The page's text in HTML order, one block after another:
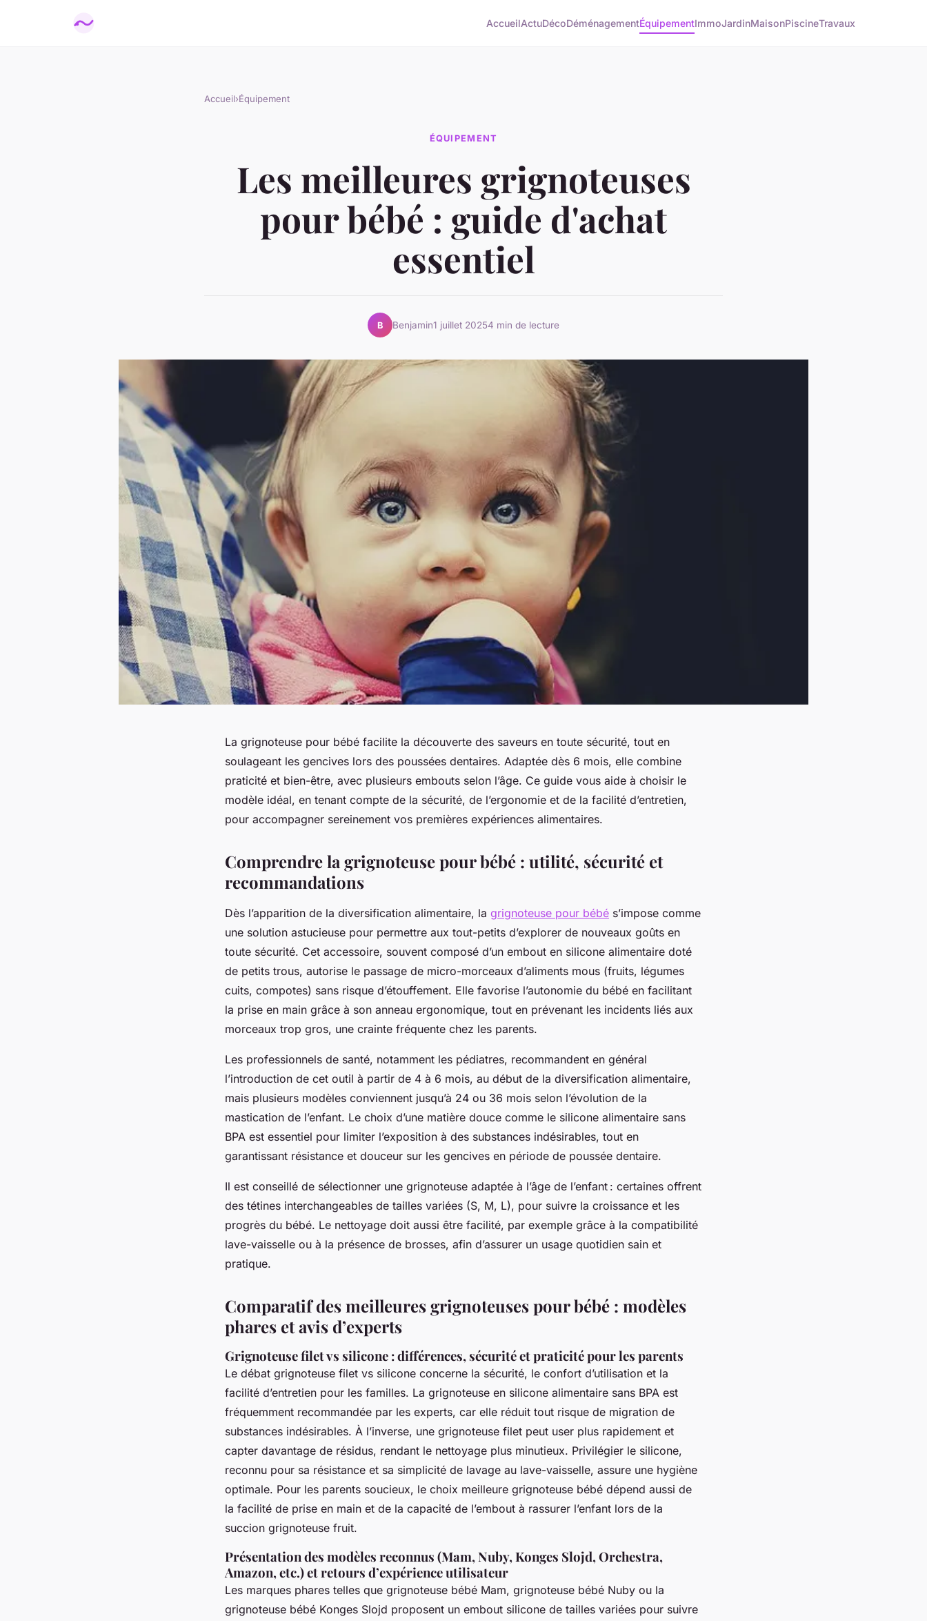
AccueilActuDécoDéménagementÉquipementImmoJardinMaisonPiscineTravaux
Accueil›Équipement
ÉQUIPEMENT
Les meilleures grignoteuses
pour bébé : guide d'achat
essentiel
B Benjamin1 juillet 20254 min de lecture
La grignoteuse pour bébé facilite la découverte des saveurs en toute sécurité, tout en
soulageant les gencives lors des poussées dentaires. Adaptée dès 6 mois, elle combine
praticité et bien-être, avec plusieurs embouts selon l’âge. Ce guide vous aide à choisir le
modèle idéal, en tenant compte de la sécurité, de l’ergonomie et de la facilité d’entretien,
pour accompagner sereinement vos premières expériences alimentaires.
Comprendre la grignoteuse pour bébé : utilité, sécurité et
recommandations
Dès l’apparition de la diversification alimentaire, la grignoteuse pour bébé s’impose comme
une solution astucieuse pour permettre aux tout-petits d’explorer de nouveaux goûts en
toute sécurité. Cet accessoire, souvent composé d’un embout en silicone alimentaire doté
de petits trous, autorise le passage de micro-morceaux d’aliments mous (fruits, légumes
cuits, compotes) sans risque d’étouffement. Elle favorise l’autonomie du bébé en facilitant
la prise en main grâce à son anneau ergonomique, tout en prévenant les incidents liés aux
morceaux trop gros, une crainte fréquente chez les parents.
Les professionnels de santé, notamment les pédiatres, recommandent en général
l’introduction de cet outil à partir de 4 à 6 mois, au début de la diversification alimentaire,
mais plusieurs modèles conviennent jusqu’à 24 ou 36 mois selon l’évolution de la
mastication de l’enfant. Le choix d’une matière douce comme le silicone alimentaire sans
BPA est essentiel pour limiter l’exposition à des substances indésirables, tout en
garantissant résistance et douceur sur les gencives en période de poussée dentaire.
Il est conseillé de sélectionner une grignoteuse adaptée à l’âge de l’enfant : certaines offrent
des tétines interchangeables de tailles variées (S, M, L), pour suivre la croissance et les
progrès du bébé. Le nettoyage doit aussi être facilité, par exemple grâce à la compatibilité
lave-vaisselle ou à la présence de brosses, afin d’assurer un usage quotidien sain et
pratique.
Comparatif des meilleures grignoteuses pour bébé : modèles
phares et avis d’experts
Grignoteuse filet vs silicone : différences, sécurité et praticité pour les parents
Le débat grignoteuse filet vs silicone concerne la sécurité, le confort d’utilisation et la
facilité d’entretien pour les familles. La grignoteuse en silicone alimentaire sans BPA est
fréquemment recommandée par les experts, car elle réduit tout risque de migration de
substances indésirables. À l’inverse, une grignoteuse filet peut user plus rapidement et
capter davantage de résidus, rendant le nettoyage plus minutieux. Privilégier le silicone,
reconnu pour sa résistance et sa simplicité de lavage au lave-vaisselle, assure une hygiène
optimale. Pour les parents soucieux, le choix meilleure grignoteuse bébé dépend aussi de
la facilité de prise en main et de la capacité de l’embout à rassurer l’enfant lors de la
succion grignoteuse fruit.
Présentation des modèles reconnus (Mam, Nuby, Konges Slojd, Orchestra,
Amazon, etc.) et retours d’expérience utilisateur
Les marques phares telles que grignoteuse bébé Mam, grignoteuse bébé Nuby ou la
grignoteuse bébé Konges Slojd proposent un embout silicone de tailles variées pour suivre